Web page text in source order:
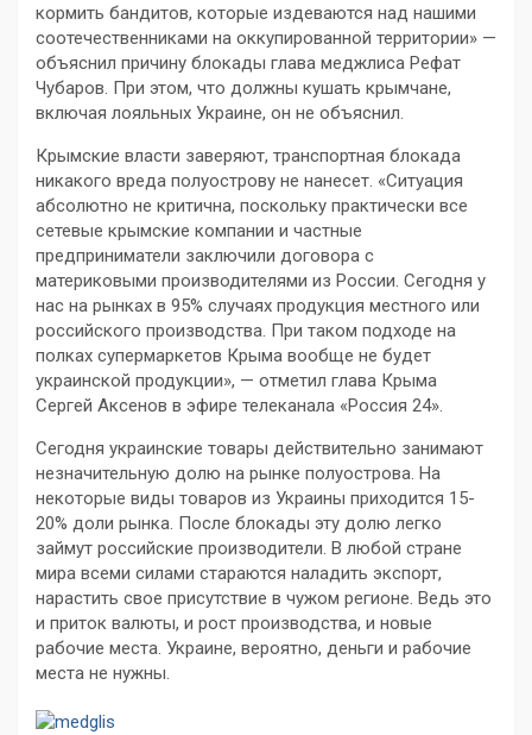
кормить бандитов, которые издеваются над нашими
соотечественниками на оккупированной территории» —
объяснил причину блокады глава меджлиса Рефат
Чубаров. При этом, что должны кушать крымчане,
включая лояльных Украине, он не объяснил.
Крымские власти заверяют, транспортная блокада
никакого вреда полуострову не нанесет. «Ситуация
абсолютно не критична, поскольку практически все
сетевые крымские компании и частные
предприниматели заключили договора с
материковыми производителями из России. Сегодня у
нас на рынках в 95% случаях продукция местного или
российского производства. При таком подходе на
полках супермаркетов Крыма вообще не будет
украинской продукции», — отметил глава Крыма
Сергей Аксенов в эфире телеканала «Россия 24».
Сегодня украинские товары действительно занимают
незначительную долю на рынке полуострова. На
некоторые виды товаров из Украины приходится 15-
20% доли рынка. После блокады эту долю легко
займут российские производители. В любой стране
мира всеми силами стараются наладить экспорт,
нарастить свое присутствие в чужом регионе. Ведь это
и приток валюты, и рост производства, и новые
рабочие места. Украине, вероятно, деньги и рабочие
места не нужны.